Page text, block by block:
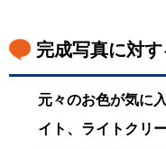
完成写真に対
元々のお色が気に
イト、ライトクリ